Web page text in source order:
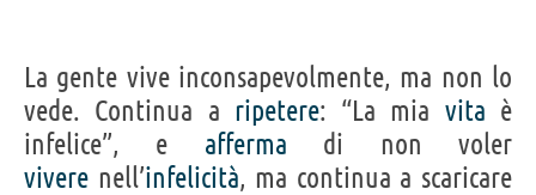
La gente vive inconsapevolmente, ma non lo
vede. Continua a ripetere: “La mia vita è
infelice”, e afferma di non voler
vivere nell’infelicità, ma continua a scaricare